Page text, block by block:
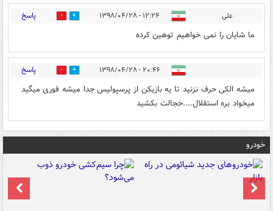
علی ۱۲:۲۴ - ۱۳۹۸/۰۴/۲۸ 3 پاسخ
ما شایان را نمی خواهیم توهین کرده
۲۰:۴۶ - ۱۳۹۸/۰۴/۲۸ 0 پاسخ
میشه الکی حرف نزنید تا یه بازیکن از پرسپولیس جدا میشه فوری میگید
میخواد بره استقلال....خجالت بکشید
خودرو